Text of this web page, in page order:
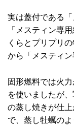
実は蓋付である
「メスティン専
くらとプリプリ
から「メスティン
固形燃料では火
を使いましたが
の蒸し焼きが仕
で、蒸し牡蠣のよ